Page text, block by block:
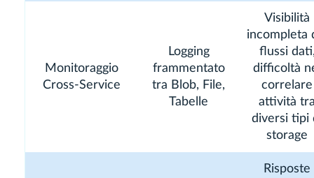
Monitoraggio
Cross-Service
Logging
frammentato
tra Blob, File,
Tabelle
Visibilità
incompleta
flussi
difficoltà
correlare
attività
diversi tipi
storage
Risposte